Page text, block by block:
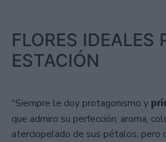
FLORES IDEALES
ESTACIÓN
"Siempre le doy protagonismo y
que admiro su perfección, aroma,
aterciopelado de sus pétalos, pero